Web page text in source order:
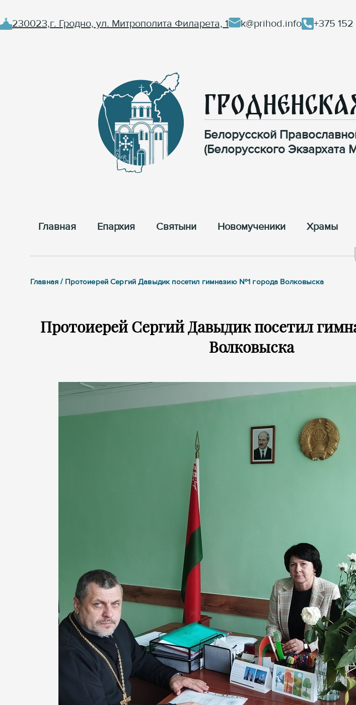
230023,г. Гродно, ул. Митрополита Филарета, 1 k@prihod.info +375
Белорусской
(Белорусского Экзархата
Главная Епархия Cвятыни Новомученики Храмы
Главная / Протоиерей Сергий Давыдик посетил гимназию №1 города Волковыска
Протоиерей Сергий Давыдик посетил
Волковыска